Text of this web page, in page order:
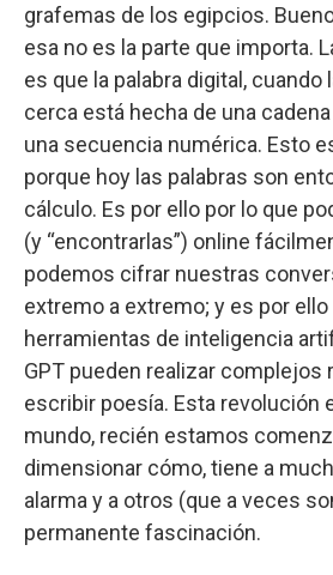
grafemas de los egipcios.
esa no es la parte que importa.
es que la palabra digital,
cerca está hecha de una
una secuencia numérica. Esto
porque hoy las palabras son
cálculo. Es por ello por lo que
(y “encontrarlas”) online
podemos cifrar nuestras
extremo a extremo; y es por ello
herramientas de inteligencia
GPT pueden realizar complejos
escribir poesía. Esta revolución
mundo, recién estamos
dimensionar cómo, tiene a
alarma y a otros (que a veces
permanente fascinación.